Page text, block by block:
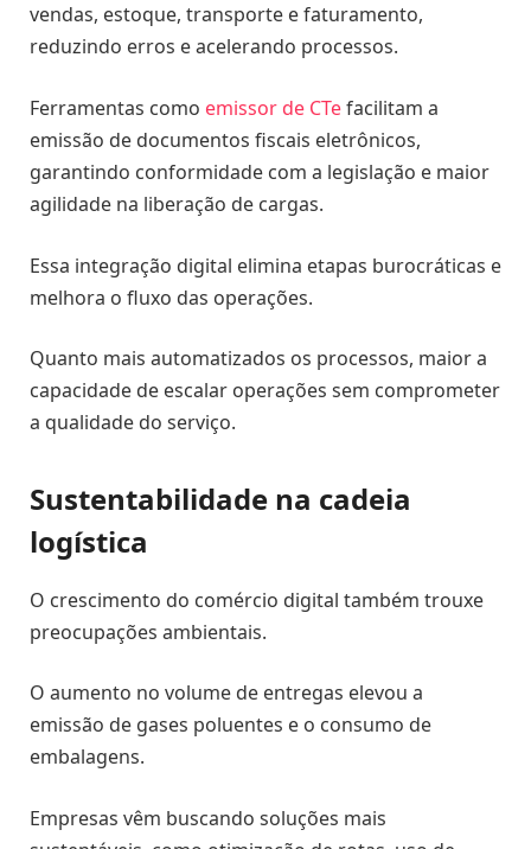
vendas, estoque, transporte e faturamento,
reduzindo erros e acelerando processos.
Ferramentas como emissor de CTefacilitam a
emissão de documentos fiscais eletrônicos,
garantindo conformidade com a legislação e maior
agilidade na liberação de cargas.
Essa integração digital elimina etapas burocráticas e
melhora o fluxo das operações.
Quanto mais automatizados os processos, maior a
capacidade de escalar operações sem comprometer
a qualidade do serviço.
Sustentabilidade na cadeia
logística
O crescimento do comércio digital também trouxe
preocupações ambientais.
O aumento no volume de entregas elevou a
emissão de gases poluentes e o consumo de
embalagens.
Empresas vêm buscando soluções mais